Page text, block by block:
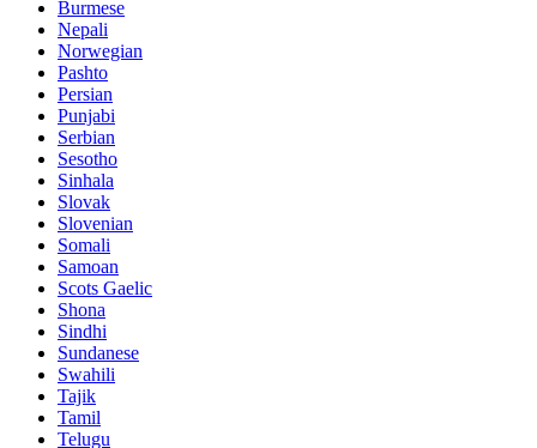
Burmese
Nepali
Norwegian
Pashto
Persian
Punjabi
Serbian
Sesotho
Sinhala
Slovak
Slovenian
Somali
Samoan
Scots Gaelic
Shona
Sindhi
Sundanese
Swahili
Tajik
Tamil
Telugu